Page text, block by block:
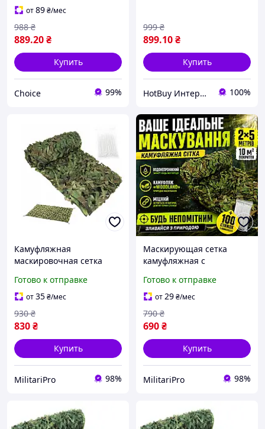
от89₴/мес
889.20₴
988 ₴
Купить
Choice 99%
899.10₴
999 ₴
Купить
HotBuy Интернет-магазин 100%
Камуфляжная
маскировочная сетка
Woodland, с
креплениями)
Готово к отправке
от35₴/мес
830₴
930 ₴
Купить
MilitariPro 98%
Маскирующая сетка
камуфляжная с
для автомобиля укрытия
дачи сада охоты туризма
100 стяжек в комплекте
Готово к отправке
от29₴/мес
690₴
790 ₴
Купить
MilitariPro 98%